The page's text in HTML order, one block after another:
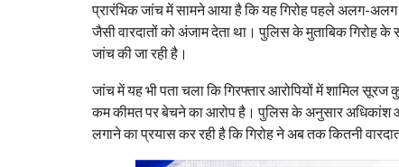
प्रारंभिक जांच में सामने आया है कि यह गिरोह पहले अलग-अलग
जैसी वारदातों को अंजाम देता था। पुलिस के मुताबिक
जांच की जा रही है।
जांच में यह भी पता चला कि गिरफ्तार आरोपियों में शामिल
कम कीमत पर बेचने का आरोप है। पुलिस के अनुसार अधिकांश
लगाने का प्रयास कर रही है कि गिरोह ने अब तक कितनी